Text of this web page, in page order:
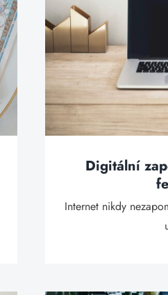
Digitální
Internet nikdy